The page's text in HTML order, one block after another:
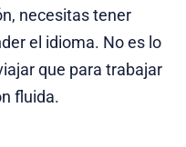
necesitas tener
el idioma. No es lo
que para trabajar
fluida.